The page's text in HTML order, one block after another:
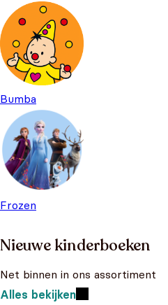
Bumba
Frozen
Nieuwe kinderboeken
Net binnen in ons assortiment
Alles bekijken